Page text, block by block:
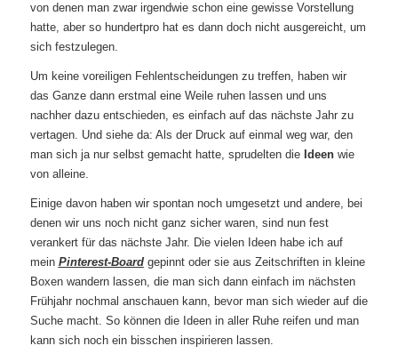
von denen man zwar irgendwie schon eine gewisse Vorstellung
hatte, aber so hundertpro hat es dann doch nicht ausgereicht, um
sich festzulegen.
Um keine voreiligen Fehlentscheidungen zu treffen, haben wir
das Ganze dann erstmal eine Weile ruhen lassen und uns
nachher dazu entschieden, es einfach auf das nächste Jahr zu
vertagen. Und siehe da: Als der Druck auf einmal weg war, den
man sich ja nur selbst gemacht hatte, sprudelten die Ideenwie
von alleine.
Einige davon haben wir spontan noch umgesetzt und andere, bei
denen wir uns noch nicht ganz sicher waren, sind nun fest
verankert für das nächste Jahr. Die vielen Ideen habe ich auf
mein Pinterest-Boardgepinnt oder sie aus Zeitschriften in kleine
Boxen wandern lassen, die man sich dann einfach im nächsten
Frühjahr nochmal anschauen kann, bevor man sich wieder auf die
Suche macht. So können die Ideen in aller Ruhe reifen und man
kann sich noch ein bisschen inspirieren lassen.